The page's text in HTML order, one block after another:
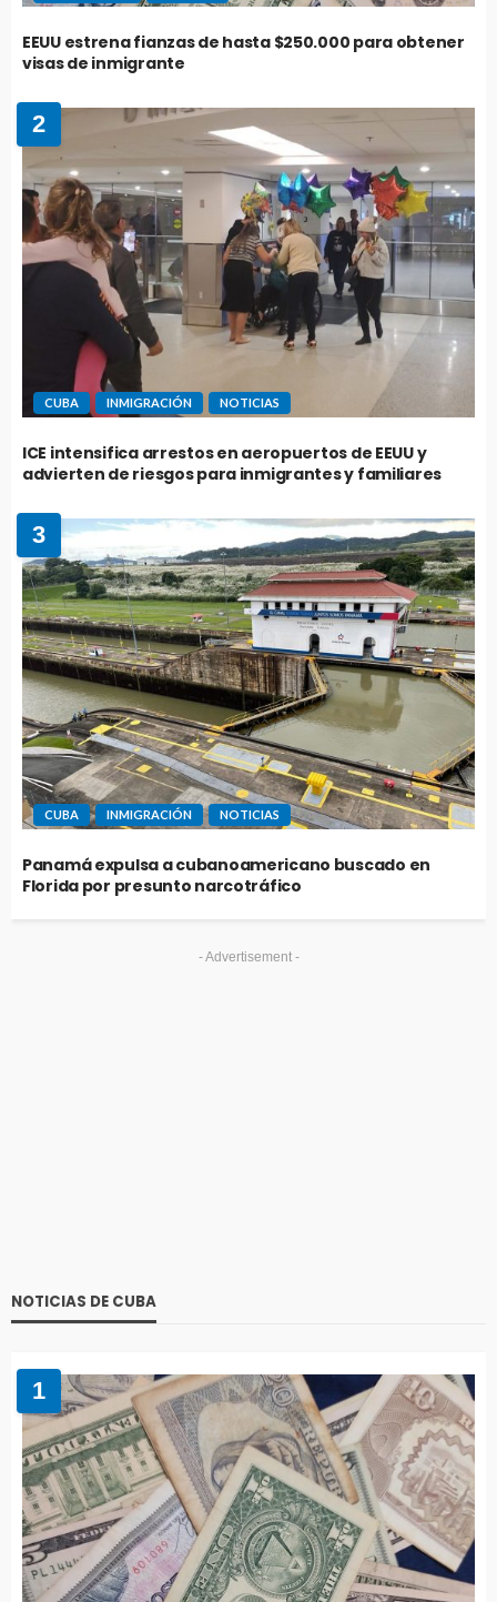
EEUU estrena fianzas de hasta $250.000 para obtener
visas de inmigrante
2
CUBA INMIGRACIÓN NOTICIAS
ICE intensifica arrestos en aeropuertos de EEUU y
advierten de riesgos para inmigrantes y familiares
3
CUBA INMIGRACIÓN NOTICIAS
Panamá expulsa a cubanoamericano buscado en
Florida por presunto narcotráfico
- Advertisement -
NOTICIAS DE CUBA
1